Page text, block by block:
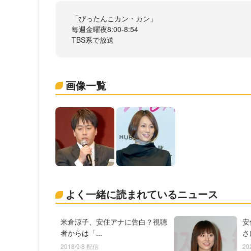
「ぴったんこカン・カン」
毎週金曜夜8:00-8:54
TBS系で放送
画像一覧
よく一緒に読まれているニュース
米倉涼子、安住アナに告白？視聴
者からは「...
2018/9/8 配信